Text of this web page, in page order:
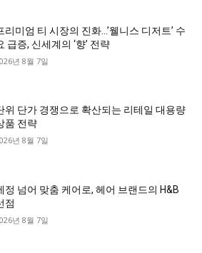
리미엄 티 시장의 진화…’웰니스 디저트’ 수
급증, 신세계의 ‘향’ 전략
년 8월 7일
위 단가 경쟁으로 확산되는 리테일 대용량
품 전략
년 8월 7일
정 넘어 맞춤 케어로, 헤어 브랜드의 H&B
점
년 8월 7일